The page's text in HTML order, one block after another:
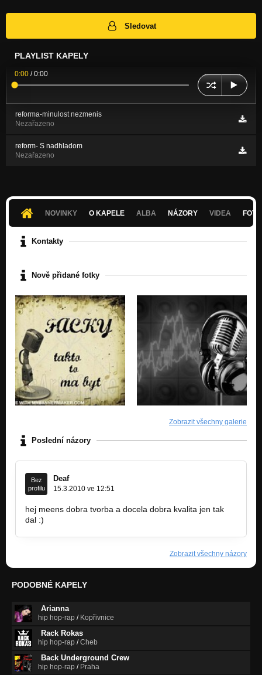
Sledovat
PLAYLIST KAPELY
0:00 /0:00
reforma-minulost nezmenis
Nezařazeno
reform- S nadhladom
Nezařazeno
NOVINKY O KAPELE ALBA NÁZORY VIDEA
Kontakty
Nově přidané fotky
Zobrazit všechny galerie
Poslední názory
Bez
profilu
Deaf
15.3.2010 ve 12:51
hej meens dobra tvorba a docela dobra kvalita jen tak
dal :)
Zobrazit všechny názory
PODOBNÉ KAPELY
Arianna
hip hop-rap / Kopřivnice
Rack Rokas
hip hop-rap /Cheb
Back Underground Crew
hip hop-rap / Praha